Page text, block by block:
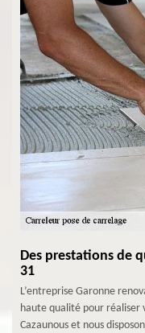
Des prestations de
31
L’entreprise Garonne
haute qualité pour réaliser
Cazaunous et nous